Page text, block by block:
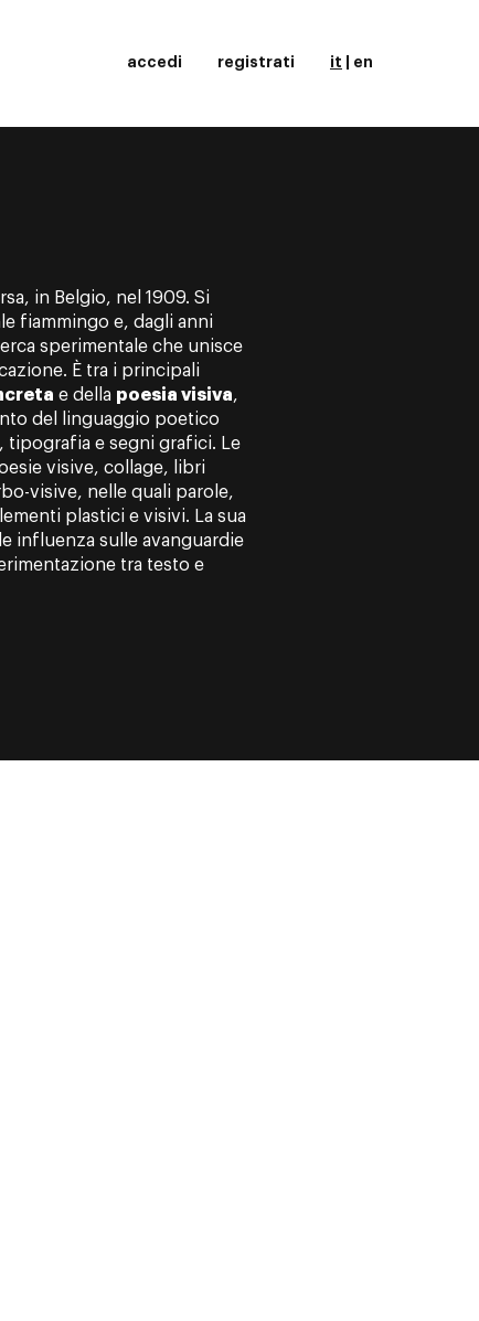
accedi registrati it en
in Belgio, nel 1909. Si
fiammingo e, dagli anni
sperimentale che unisce
È tra i principali
e della poesia visiva,
del linguaggio poetico
tipografia e segni grafici. Le
visive, collage, libri
visive, nelle quali parole,
plastici e visivi. La sua
influenza sulle avanguardie
tra testo e